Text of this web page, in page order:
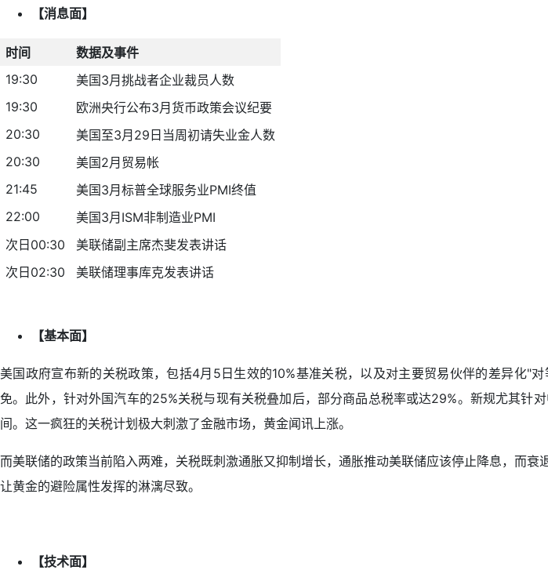
【消息面】
时间
数据及事件
19:30
美国3月挑战者企业裁员人数
19:30
欧洲央行公布3月货币政策会议纪要
20:30
美国至3月29日当周初请失业金人数
20:30
美国2月贸易帐
21:45
美国3月标普全球服务业PMI终值
22:00
美国3月ISM非制造业PMI
次日00:30
美联储副主席杰斐发表讲话
次日02:30
美联储理事库克发表讲话
【基本面】
美国政府宣布新的关税政策，包括4月5日生效的10%基准关税，以及对主要贸易伙伴的差异化
免。此外，针对外国汽车的25%关税与现有关税叠加后，部分商品总税率或达29%。新规尤其
间。这一疯狂的关税计划极大刺激了金融市场，黄金闻讯上涨。
而美联储的政策当前陷入两难，关税既刺激通胀又抑制增长，通胀推动美联储应该停止降息，而
让黄金的避险属性发挥的淋漓尽致。
【技术面】